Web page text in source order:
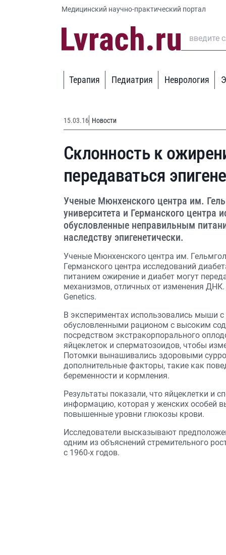
Медицинский научно-практический портал
Терапия Педиатрия Неврология
15.03.16 Новости
Склонность к
передаваться
Ученые Мюнхенского центра им.
университета и Германского центра
обусловленные неправильным
наследству эпигенетически.
Ученые Мюнхенского центра им.
Германского центра исследований
питанием ожирение и диабет могут
механизмов, отличных от изменения
Genetics.
В экспериментах использовались мыши
обусловленными рационом с высоким
посредством экстракорпорального
яйцеклеток и сперматозоидов, чтобы
Потомки вынашивались здоровыми
дополнительные факторы, такие как
беременности и кормления.
Результаты показали, что яйцеклетки и
информацию, которая у женских особей
повышенные уровни глюкозы крови.
Исследователи высказывают
одним из объяснений стремительного
с 1960-х годов.